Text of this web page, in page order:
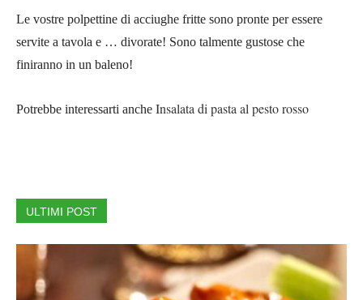
Le vostre polpettine di acciughe fritte sono pronte per essere
servite a tavola e … divorate! Sono talmente gustose che
finiranno in un baleno!
Potrebbe interessarti anche Insalata di pasta al pesto rosso
ULTIMI POST